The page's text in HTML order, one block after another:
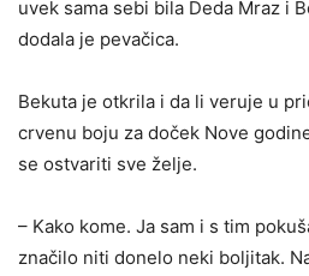
uvek sama sebi bila Deda Mraz i
dodala je pevačica.
Bekuta je otkrila i da li veruje u
crvenu boju za doček Nove
se ostvariti sve želje.
– Kako kome. Ja sam i s tim
značilo niti donelo neki boljitak.